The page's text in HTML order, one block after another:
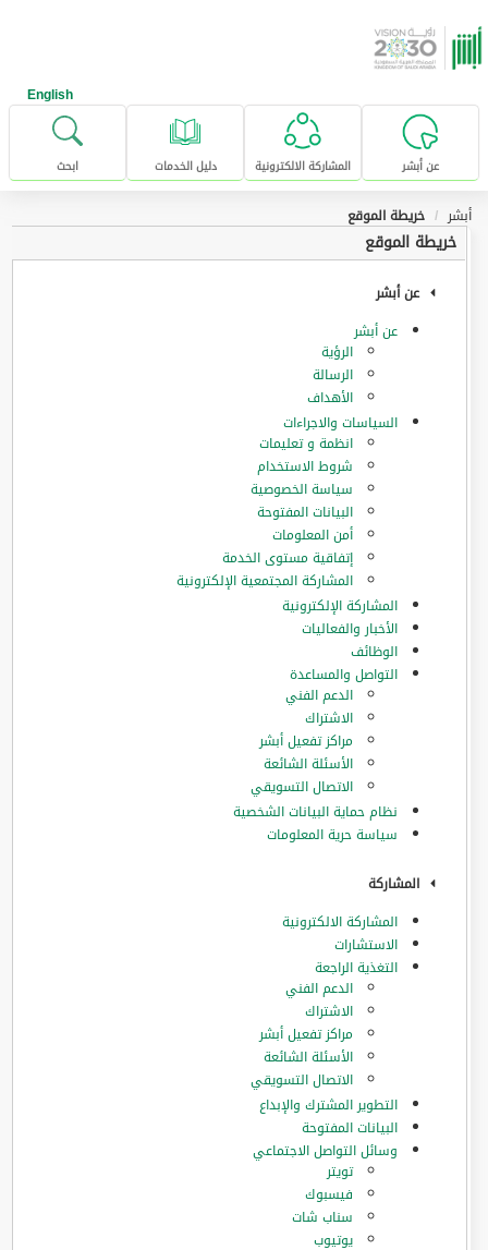
تخطى للإنتقال إلى المحتوى الرئيسي
English
عن أبشر المشاركة الالكترونية دليل الخدمات ابحث
أبشر خريطة الموقع
خريطة الموقع
عن أبشر
عن أبشر
الرؤية
الرسالة
الأهداف
السياسات والاجراءات
انظمة و تعليمات
شروط الاستخدام
سياسة الخصوصية
البيانات المفتوحة
أمن المعلومات
إتفاقية مستوى الخدمة
المشاركة المجتمعية الإلكترونية
المشاركة الإلكترونية
الأخبار والفعاليات
الوظائف
التواصل والمساعدة
الدعم الفني
الاشتراك
مراكز تفعيل أبشر
الأسئلة الشائعة
الاتصال التسويقي
نظام حماية البيانات الشخصية
سياسة حرية المعلومات
المشاركة
المشاركة الالكترونية
الاستشارات
التغذية الراجعة
الدعم الفني
الاشتراك
مراكز تفعيل أبشر
الأسئلة الشائعة
الاتصال التسويقي
التطوير المشترك والإبداع
البيانات المفتوحة
وسائل التواصل الاجتماعي
تويتر
فيسبوك
سناب شات
يوتيوب